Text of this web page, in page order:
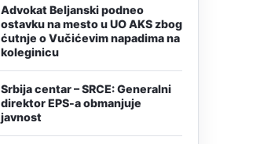
Advokat Beljanski podneo
ostavku na mesto u UO AKS zbog
ćutnje o Vučićevim napadima na
koleginicu
Srbija centar – SRCE: Generalni
direktor EPS-a obmanjuje
javnost